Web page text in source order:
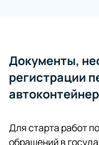
Документы,
регистрации
Для старта работ
обращений в